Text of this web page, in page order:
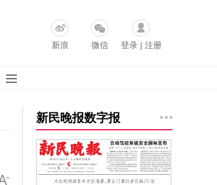
新浪
微信 登录| 注册
新民晚报数字报